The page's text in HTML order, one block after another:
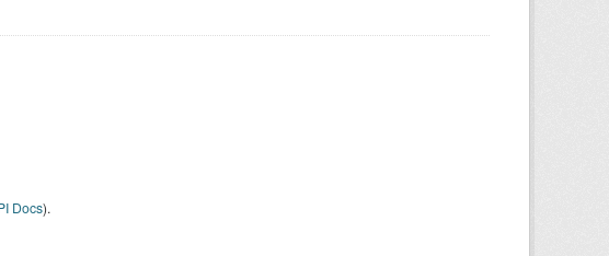
Docs).